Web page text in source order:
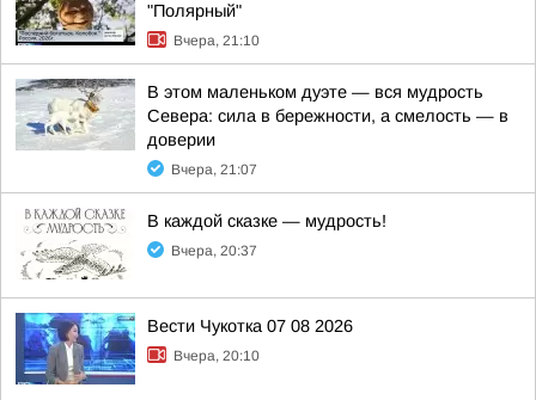
"Полярный"
Вчера, 21:10
В этом маленьком дуэте — вся мудрость
Севера: сила в бережности, а смелость — в
доверии
Вчера, 21:07
В каждой сказке — мудрость!
Вчера, 20:37
Вести Чукотка 07 08 2026
Вчера, 20:10